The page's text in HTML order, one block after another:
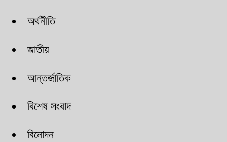
অর্থনীতি
জাতীয়
আন্তর্জাতিক
বিশেষ সংবাদ
বিনোদন